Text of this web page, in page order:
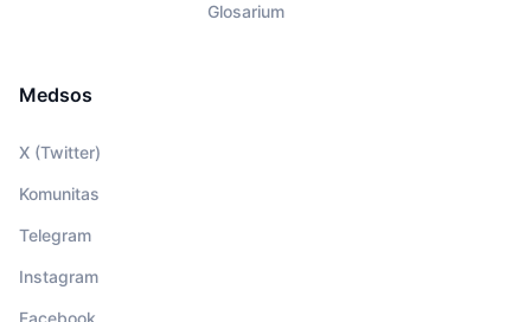
Glosarium
Medsos
X (Twitter)
Komunitas
Telegram
Instagram
Facebook